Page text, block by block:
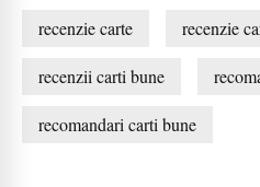
recenzie carte recenzie
recenzii carti bune
recomandari carti bune